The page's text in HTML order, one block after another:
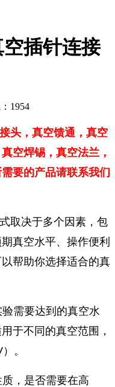
插针连接
1954
头，真空馈通，真空
空焊锡，真空法兰，
要的产品请联系我们
取决于多个因素，包
真空水平、操作便利
帮助你选择适合的真
需要达到的真空水
于不同的真空范围，
。
，是否需要在高